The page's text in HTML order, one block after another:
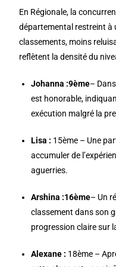
En Régionale, la
départemental restreint à
classements, moins
reflètent la densité du
Johanna :9ème–
est honorable,
exécution malgré la
Lisa : 15ème – Une
accumuler de
aguerries.
Arshina :16ème– Un
classement dans son
progression claire sur
Alexane : 18ème –